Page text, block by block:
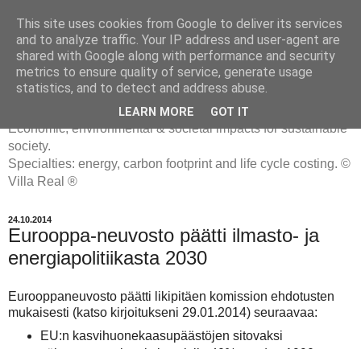
ENERGIATYHMYRIT
Economic, environmental & societal impacts for sustainable
society.
Specialties: energy, carbon footprint and life cycle costing. ©
Villa Real ®
24.10.2014
Eurooppa-neuvosto päätti ilmasto- ja
energiapolitiikasta 2030
Eurooppaneuvosto päätti likipitäen komission ehdotusten
mukaisesti (katso kirjoitukseni 29.01.2014) seuraavaa:
EU:n kasvihuonekaasupäästöjen sitovaksi
This site uses cookies from Google to deliver its services
and to analyze traffic. Your IP address and user-agent are
shared with Google along with performance and security
metrics to ensure quality of service, generate usage
statistics, and to detect and address abuse.
LEARN MORE GOT IT